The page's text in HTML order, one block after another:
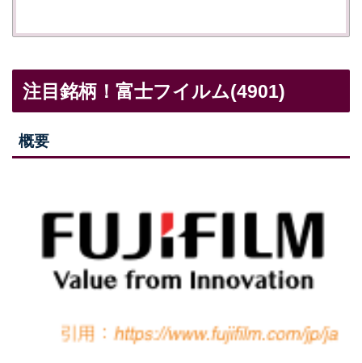
注目銘柄！富士フイルム(4901)
概要